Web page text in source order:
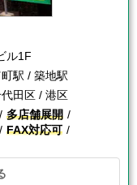
ル1F
駅 / 築地駅
田区 / 港区
多店舗展開
FAX対応可